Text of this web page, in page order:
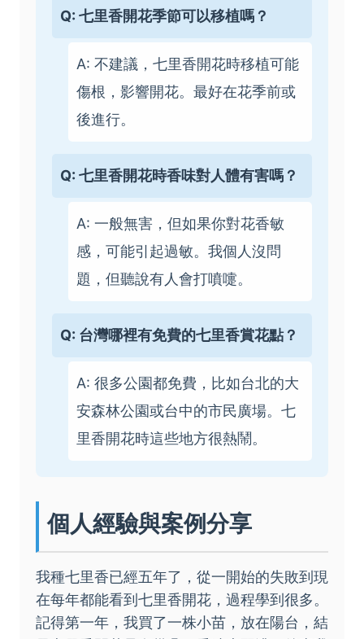
Q: 七里香開花季節可以移植嗎？
A: 不建議，七里香開花時移植可能
傷根，影響開花。最好在花季前或
後進行。
Q: 七里香開花時香味對人體有害嗎？
A: 一般無害，但如果你對花香敏
感，可能引起過敏。我個人沒問
題，但聽說有人會打噴嚏。
Q: 台灣哪裡有免費的七里香賞花點？
A: 很多公園都免費，比如台北的大
安森林公園或台中的市民廣場。七
里香開花時這些地方很熱鬧。
個人經驗與案例分享
我種七里香已經五年了，從一開始的失敗到現
在每年都能看到七里香開花，過程學到很多。
記得第一年，我買了一株小苗，放在陽台，結